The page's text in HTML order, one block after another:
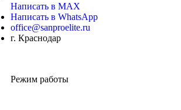
Написать в MAX
Написать в WhatsApp
office@sanproelite.ru
г. Краснодар
Режим работы